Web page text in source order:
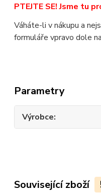
PTEJTE SE! Jsme tu
Váháte-li v nákupu a
formuláře vpravo dole
Parametry
Výrobce
Související zboží